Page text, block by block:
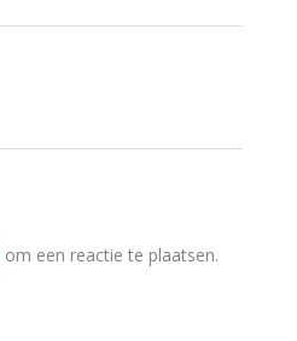
om een reactie te plaatsen.